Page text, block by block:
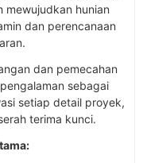
mewujudkan hunian
dan perencanaan
dan pemecahan
sebagai
setiap detail proyek,
terima kunci.